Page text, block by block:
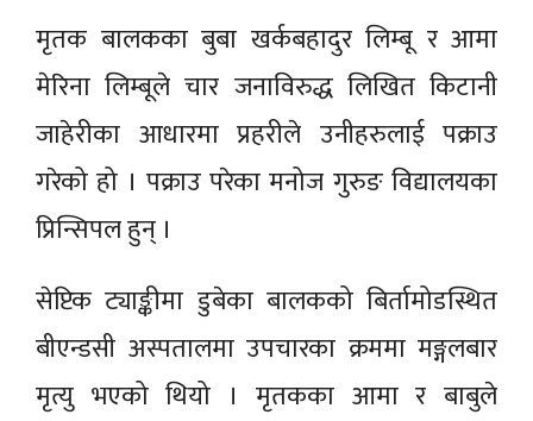
मृतक बालकका बुबा खर्कबहादुर लिम्बू र आमा
मेरिना लिम्बूले चार जनाविरुद्ध लिखित किटानी
जाहेरीका आधारमा प्रहरीले उनीहरुलाई पक्राउ
गरेको हो । पक्राउ परेका मनोज गुरुङ विद्यालयका
प्रिन्सिपल हुन् ।
सेप्टिक ट्याङ्कीमा डुबेका बालकको बिर्तामोडस्थित
बीएन्डसी अस्पतालमा उपचारका क्रममा मङ्गलबार
मृत्यु भएको थियो । मृतकका आमा र बाबुले